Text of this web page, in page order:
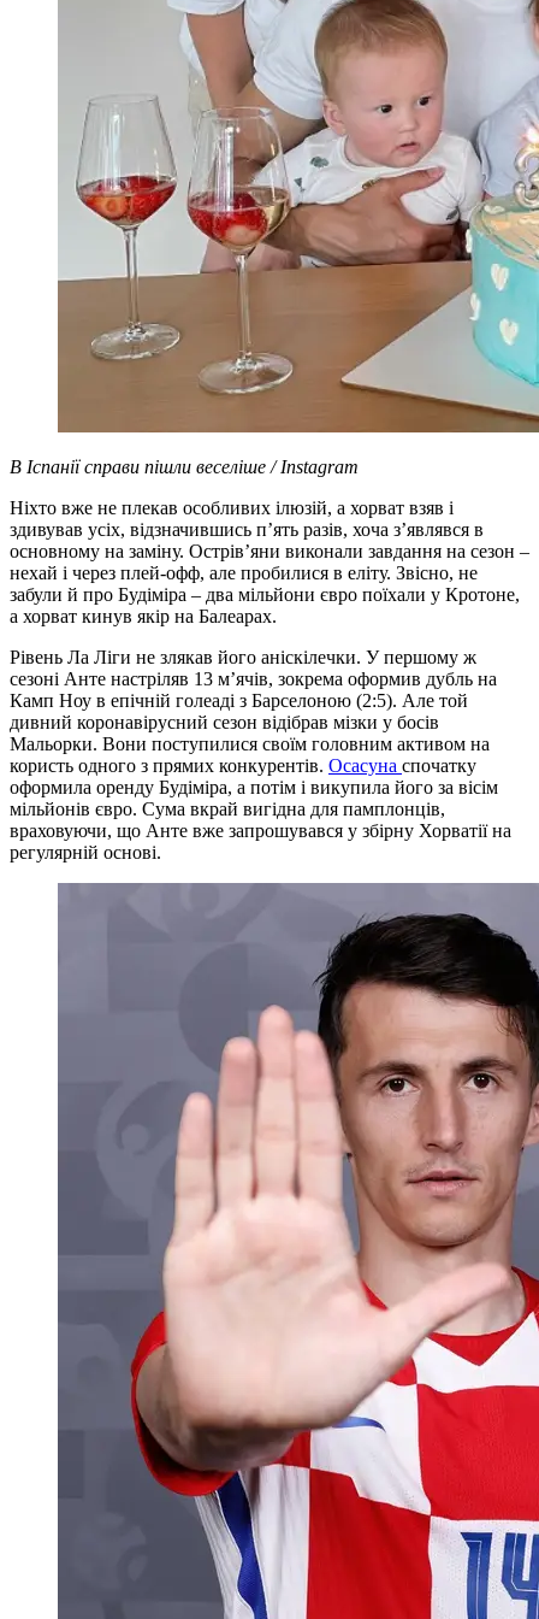
В Іспанії справи пішли веселіше / Instagram
Ніхто вже не плекав особливих ілюзій, а хорват взяв і
здивував усіх, відзначившись п’ять разів, хоча з’являвся в
основному на заміну. Острів’яни виконали завдання на сезон –
нехай і через плей-офф, але пробилися в еліту. Звісно, не
забули й про Будіміра – два мільйони євро поїхали у Кротоне,
а хорват кинув якір на Балеарах.
Рівень Ла Ліги не злякав його аніскілечки. У першому ж
сезоні Анте настріляв 13 м’ячів, зокрема оформив дубль на
Камп Ноу в епічній голеаді з Барселоною (2:5). Але той
дивний коронавірусний сезон відібрав мізки у босів
Мальорки. Вони поступилися своїм головним активом на
користь одного з прямих конкурентів. Осасуна спочатку
оформила оренду Будіміра, а потім і викупила його за вісім
мільйонів євро. Сума вкрай вигідна для памплонців,
враховуючи, що Анте вже запрошувався у збірну Хорватії на
регулярній основі.